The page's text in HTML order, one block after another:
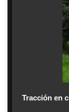
Tracción en